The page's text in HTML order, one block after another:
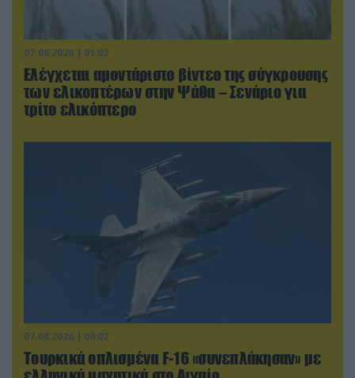
07.08.2026 | 01:02
Ελέγχεται αμοντάριστο βίντεο της σύγκρουσης
των ελικοπτέρων στην Ψάθα – Σενάριο για
τρίτο ελικόπτερο
07.08.2026 | 00:02
Τουρκικά οπλισμένα F-16 «συνεπλάκησαν» με